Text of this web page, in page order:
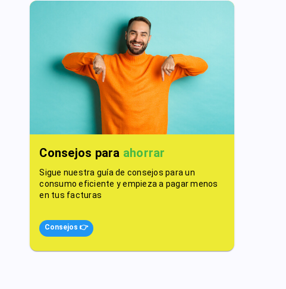
Consejos para ahorrar
Sigue nuestra guía de consejos para un
consumo eficiente y empieza a pagar menos
en tus facturas
Consejos 👉